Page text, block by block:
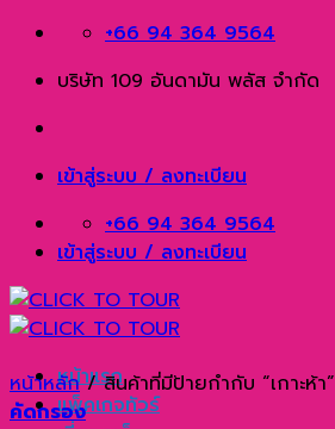
Skip
content
+66 94 364 9564
บริษัท 109 อันดามัน พลัส จำกัด
เข้าสู่ระบบ / ลงทะเบียน
+66 94 364 9564
เข้าสู่ระบบ / ลงทะเบียน
หน้าแรก
แพ็คเกจทัวร์
หน้าหลัก /สินค้าที่มีป้ายกำกับ “เกาะห้า”
คัดกรอง